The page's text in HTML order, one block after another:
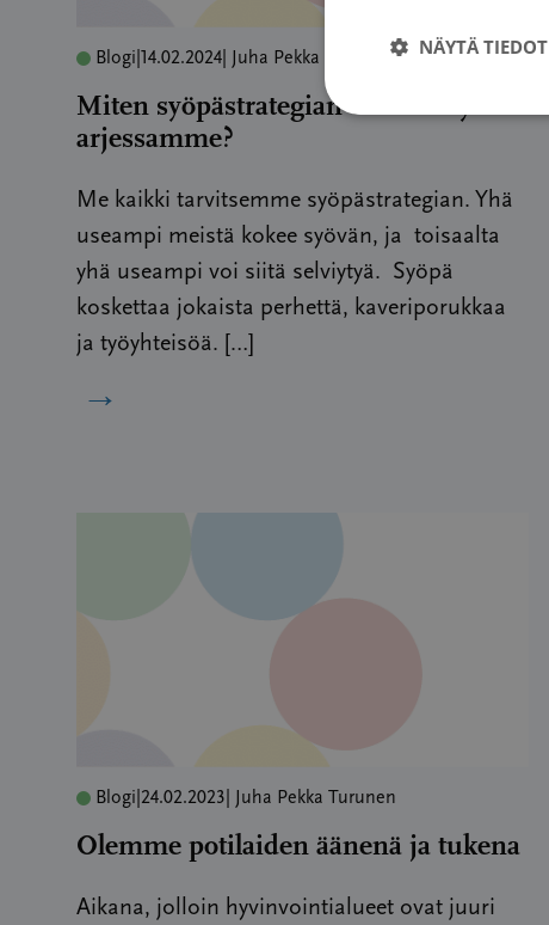
Blogi 14.02.2024 | Juha Pekka Turunen
Miten syöpästrategian tulee näkyä
arjessamme?
Me kaikki tarvitsemme syöpästrategian. Yhä
useampi meistä kokee syövän, ja toisaalta
yhä useampi voi siitä selviytyä. Syöpä
koskettaa jokaista perhettä, kaveriporukkaa
ja työyhteisöä. […]
→
Blogi 24.02.2023 | Juha Pekka Turunen
Olemme potilaiden äänenä ja tukena
Aikana, jolloin hyvinvointialueet ovat juuri
NÄYTÄ TIEDOT